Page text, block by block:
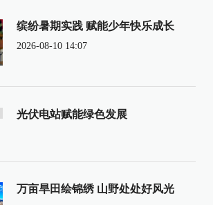
缤纷暑期实践 赋能少年快乐成长
2026-08-10 14:07
光伏电站赋能绿色发展
万亩旱田绘锦绣 山野处处好风光